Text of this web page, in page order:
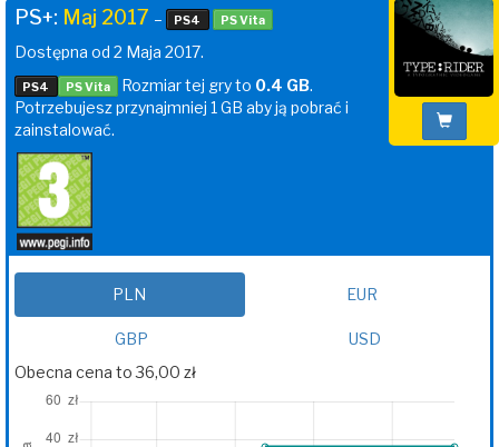
PS+: Maj 2017 – PS4 PS Vita
Dostępna od 2 Maja 2017.
PS4 PS Vita Rozmiar tej gry to 0.4 GB.
Potrzebujesz przynajmniej 1 GB aby ją pobrać i
zainstalować.
PLN EUR
GBP
USD
Obecna cena to 36,00 zł